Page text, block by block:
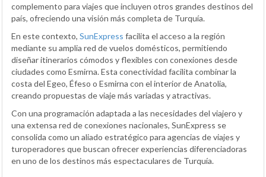
complemento para viajes que incluyen otros grandes destinos del
país, ofreciendo una visión más completa de Turquía.
En este contexto, SunExpress facilita el acceso a la región
mediante su amplia red de vuelos domésticos, permitiendo
diseñar itinerarios cómodos y flexibles con conexiones desde
ciudades como Esmirna. Esta conectividad facilita combinar la
costa del Egeo, Éfeso o Esmirna con el interior de Anatolia,
creando propuestas de viaje más variadas y atractivas.
Con una programación adaptada a las necesidades del viajero y
una extensa red de conexiones nacionales, SunExpress se
consolida como un aliado estratégico para agencias de viajes y
turoperadores que buscan ofrecer experiencias diferenciadoras
en uno de los destinos más espectaculares de Turquía.